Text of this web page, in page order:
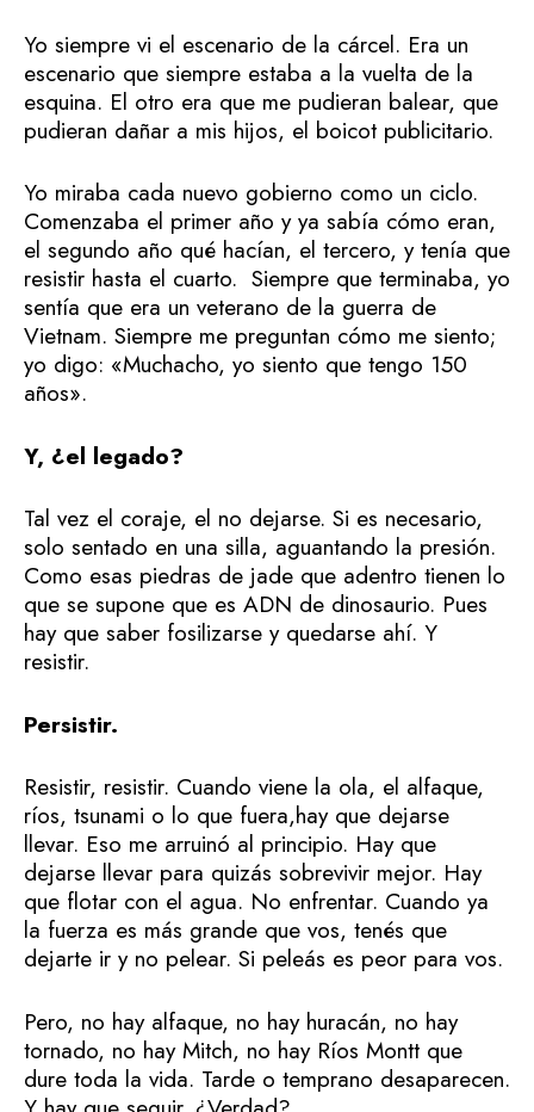
Yo siempre vi el escenario de la cárcel. Era un
escenario que siempre estaba a la vuelta de la
esquina. El otro era que me pudieran balear, que
pudieran dañar a mis hijos, el boicot publicitario.
Yo miraba cada nuevo gobierno como un ciclo.
Comenzaba el primer año y ya sabía cómo eran,
el segundo año qué hacían, el tercero, y tenía que
resistir hasta el cuarto. Siempre que terminaba, yo
sentía que era un veterano de la guerra de
Vietnam. Siempre me preguntan cómo me siento;
yo digo: «Muchacho, yo siento que tengo 150
años».
Y, ¿el legado?
Tal vez el coraje, el no dejarse. Si es necesario,
solo sentado en una silla, aguantando la presión.
Como esas piedras de jade que adentro tienen lo
que se supone que es ADN de dinosaurio. Pues
hay que saber fosilizarse y quedarse ahí. Y
resistir.
Persistir.
Resistir, resistir. Cuando viene la ola, el alfaque,
ríos, tsunami o lo que fuera,hay que dejarse
llevar. Eso me arruinó al principio. Hay que
dejarse llevar para quizás sobrevivir mejor. Hay
que flotar con el agua. No enfrentar. Cuando ya
la fuerza es más grande que vos, tenés que
dejarte ir y no pelear. Si peleás es peor para vos.
Pero, no hay alfaque, no hay huracán, no hay
tornado, no hay Mitch, no hay Ríos Montt que
dure toda la vida. Tarde o temprano desaparecen.